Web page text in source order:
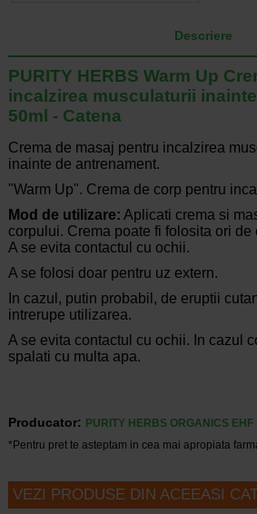
Descriere
PURITY HERBS Warm Up
incalzirea musculaturii
50ml - Catena
Crema de masaj pentru incalzirea
inainte de antrenament.
"Warm Up". Crema de corp pentru
Mod de utilizare: Aplicati crema si
corpului. Crema poate fi folosita ori de
A se evita contactul cu ochii.
A se folosi doar pentru uz extern.
In cazul, putin probabil, de eruptii
intrerupe utilizarea.
A se evita contactul cu ochii. In cazul
spalati cu multa apa.
Producator:
PURITY HERBS ORGANICS EHF
*Pentru pret te asteptam in cea mai apropiata
VEZI PRODUSE DIN ACEEASI